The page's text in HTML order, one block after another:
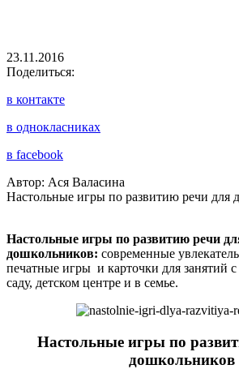
23.11.2016
Поделиться:
в контакте
в однокласниках
в facebook
Автор: Ася Валасина
Настольные игры по развитию речи для
Настольные игры по развитию речи
дошкольников: современные
печатные игры и карточки для занятий с
саду, детском центре и в семье.
Настольные игры по
дошкольников